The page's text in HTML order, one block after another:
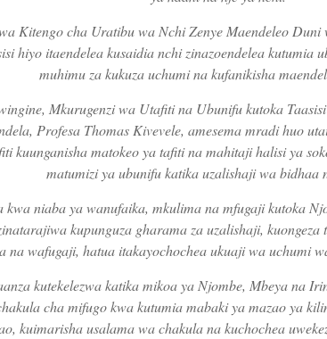
Kitengo cha Uratibu wa Nchi Zenye Maendeleo
hiyo itaendelea kusaidia nchi zinazoendelea kutumia
muhimu za kukuza uchumi na kufanikisha
Mkurugenzi wa Utafiti na Ubunifu kutoka
Profesa Thomas Kivevele, amesema mradi huo
kuunganisha matokeo ya tafiti na mahitaji halisi ya
matumizi ya ubunifu katika uzalishaji wa bidhaa
kwa niaba ya wanufaika, mkulima na mfugaji kutoka
kupunguza gharama za uzalishaji,
na wafugaji, hatua itakayochochea ukuaji wa uchumi
kutekelezwa katika mikoa ya Njombe, Mbeya na
cha mifugo kwa kutumia mabaki ya mazao ya
kuimarisha usalama wa chakula na kuchochea